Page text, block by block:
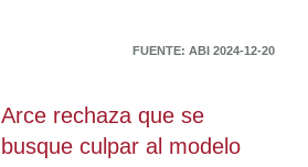
FUENTE: ABI 2024-12-20
Arce rechaza que se
busque culpar al modelo